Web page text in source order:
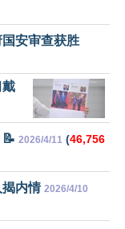
安审查获胜
戴
2026/4/11 (46,756
揭内情 2026/4/10